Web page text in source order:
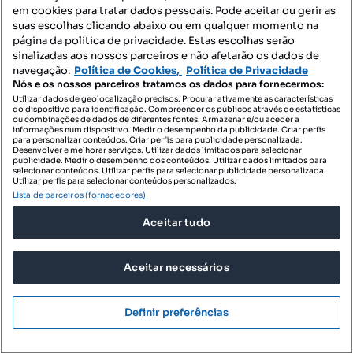
Mapa do Site
Contacte-nos
SIGA-NOS:
DESCARREGAR NA:
© 2026 Imovirtual.com, OLX Portugal, S.A.
TERMOS DE UTILIZAÇÃO
POLÍTICA DE PRIVACIDADE
CONFIGURAÇÕES DE PRIVACIDADE
em cookies para tratar dados pessoais. Pode aceitar ou gerir as
suas escolhas clicando abaixo ou em qualquer momento na
página da política de privacidade. Estas escolhas serão
sinalizadas aos nossos parceiros e não afetarão os dados de
navegação. Política de Cookies, Política de Privacidade
Nós e os nossos parceiros tratamos os dados para fornecermos:
Utilizar dados de geolocalização precisos. Procurar ativamente as características
do dispositivo para identificação. Compreender os públicos através de estatísticas
ou combinações de dados de diferentes fontes. Armazenar e/ou aceder a
informações num dispositivo. Medir o desempenho da publicidade. Criar perfis
para personalizar conteúdos. Criar perfis para publicidade personalizada.
Desenvolver e melhorar serviços. Utilizar dados limitados para selecionar
publicidade. Medir o desempenho dos conteúdos. Utilizar dados limitados para
selecionar conteúdos. Utilizar perfis para selecionar publicidade personalizada.
Utilizar perfis para selecionar conteúdos personalizados.
Lista de parceiros (fornecedores)
Aceitar tudo
Aceitar necessários
Definir preferências